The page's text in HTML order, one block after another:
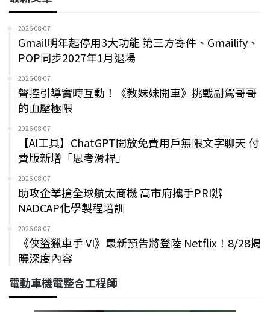
2026-08-07
Gmail明年起停用3大功能 第三方寄件、Gmailify、
POP同步2027年1月退場
2026-08-07
聲控引導實時互動！《教妹妹開車》挑戰副駕哥哥
的血壓極限
2026-08-07
【AI工具】ChatGPT開放免費用戶無限文字聊天 付
費版新增「思考滑桿」
2026-08-07
助攻企業搶全球航太商機 高市府攜手PRI辦
NADCAP化學製程培訓
2026-08-07
《俠盜獵車手 VI》最新預告將登陸 Netflix！8/28揭
曉深度內容
電動車機電整合工程師